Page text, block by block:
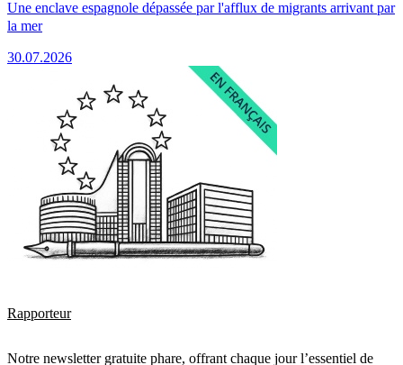
Une enclave espagnole dépassée par l'afflux de migrants arrivant par
la mer
30.07.2026
Rapporteur
Notre newsletter gratuite phare, offrant chaque jour l’essentiel de